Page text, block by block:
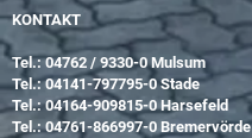
KONTAKT
Tel.: 04762 / 9330-0 Mulsum
Tel.:04141-797795-0Stade
Tel.:04164-909815-0Harsefeld
Tel.:04761-866997-0 Bremervörde